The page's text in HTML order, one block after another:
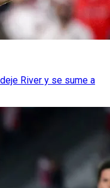
River y se sume a